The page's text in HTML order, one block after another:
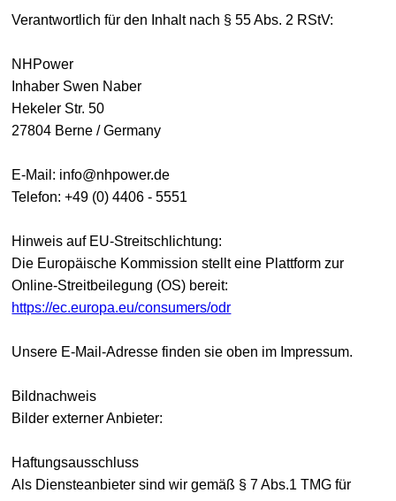
Verantwortlich für den Inhalt nach § 55 Abs. 2 RStV:
NHPower
Inhaber Swen Naber
Hekeler Str. 50
27804 Berne / Germany
E-Mail: info@nhpower.de
Telefon: +49 (0) 4406 - 5551
Hinweis auf EU-Streitschlichtung:
Die Europäische Kommission stellt eine Plattform zur
Online-Streitbeilegung (OS) bereit:
https://ec.europa.eu/consumers/odr
Unsere E-Mail-Adresse finden sie oben im Impressum.
Bildnachweis
Bilder externer Anbieter:
Haftungsausschluss
Als Diensteanbieter sind wir gemäß § 7 Abs.1 TMG für